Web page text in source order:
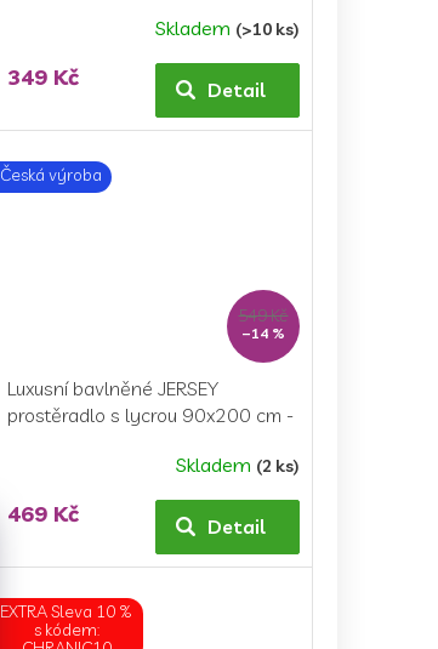
produktu
4,0
z
5
Skladem (>10 ks)
349 Kč Detail
Česká výroba
549 Kč
–14 %
Luxusní bavlněné JERSEY
prostěradlo s lycrou 90x200 cm -
Skladem (2 ks)
469 Kč Detail
EXTRA Sleva 10 %
s kódem: